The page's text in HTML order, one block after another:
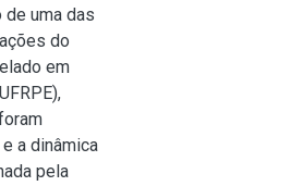
uma das
do
em
a dinâmica
pela